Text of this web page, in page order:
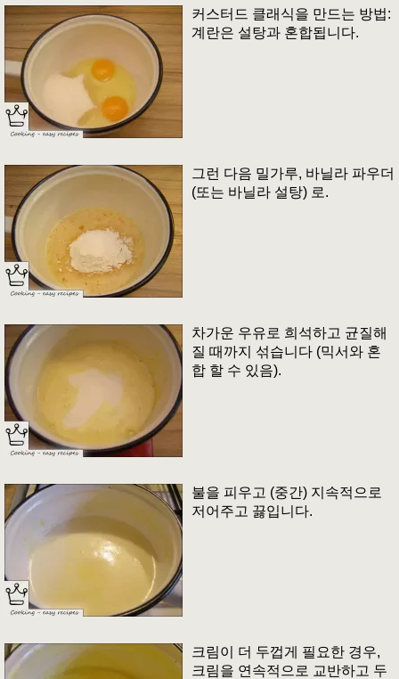
커스터드 클래식을 만드는 방법:
계란은 설탕과 혼합됩니다.
그런 다음 밀가루, 바닐라 파우더
(또는 바닐라 설탕) 로.
차가운 우유로 희석하고 균질해
질 때까지 섞습니다 (믹서와 혼
합 할 수 있음).
불을 피우고 (중간) 지속적으로
저어주고 끓입니다.
크림이 더 두껍게 필요한 경우,
크림을 연속적으로 교반하고 두